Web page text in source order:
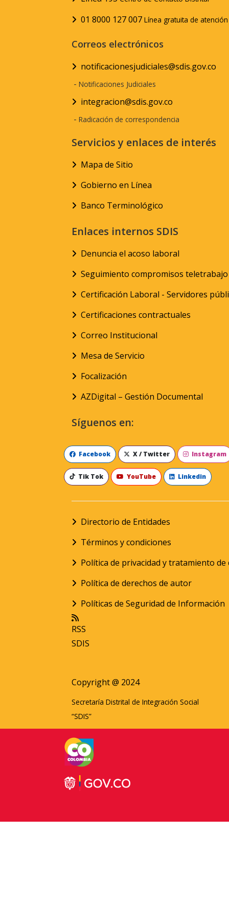
01 8000 127 007 Línea gratuita de
Correos electrónicos
notificacionesjudiciales@sdis.gov.co
- Notificaciones Judiciales
integracion@sdis.gov.co
- Radicación de correspondencia
Servicios y enlaces de interés
Mapa de Sitio
Gobierno en Línea
Banco Terminológico
Enlaces internos SDIS
Denuncia el acoso laboral
Seguimiento compromisos teletrabajo
Certificación Laboral - Servidores
Certificaciones contractuales
Correo Institucional
Mesa de Servicio
Focalización
AZDigital – Gestión Documental
Síguenos en:
Facebook X / Twitter Instagram
Tik Tok YouTube Linkedin
Directorio de Entidades
Términos y condiciones
Política de privacidad y tratamiento
Política de derechos de autor
Políticas de Seguridad de Información
RSS
SDIS
Copyright @ 2024
Secretaría Distrital de Integración Social
“SDIS”